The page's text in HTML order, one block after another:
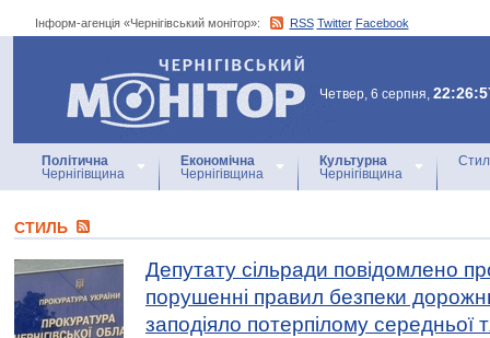
Інформ-агенція «Чернігівський монітор»: RSS Twitter Facebook
Інформ-агенція
«Чернігівський монітор»
Четвер, 6 серпня,
Політична
Чернігівщина
Економічна
Чернігівщина
Культурна
Чернігівщина
СТИЛЬ
Депутату сільради повідомлено
порушенні правил безпеки
заподіяло потерпілому середньої